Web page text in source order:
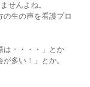
せんよね。
生の声を看護プロ
は・・・・」とか
多い！」とか。